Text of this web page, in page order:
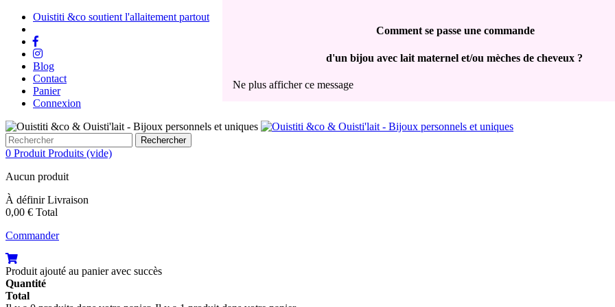
Ouistiti &co soutient l'allaitement partout
Blog
Contact
Panier
Connexion
Rechercher
0 Produit Produits (vide)
Aucun produit
À définirLivraison
0,00 € Total
Commander
Produit ajouté au panier avec succès
Quantité
Total
Comment se passe une commande
d'un bijou avec lait maternel et/ou mèches de cheveux ?
Pour rappel, nous livrons PARTOUT dans le monde :)
Ne plus afficher ce message